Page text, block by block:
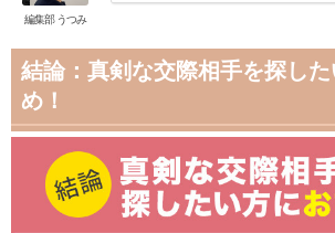
編集部 うつみ
結論：真剣な交際相手を探し
め！